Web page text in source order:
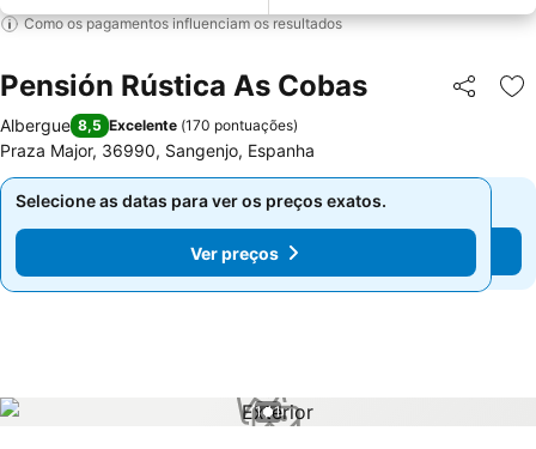
Como os pagamentos influenciam os resultados
Pensión Rústica As Cobas Partilhar
Albergue 8,5 Excelente (170 pontuações)
Praza Major, 36990, Sangenjo, Espanha
Selecione as datas para ver os preços exatos.
Ver preços
Selecione as datas para ver os preços exatos.
Ver preços
1 / 1